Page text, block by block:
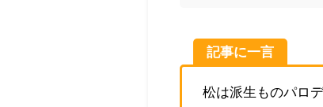
記事に一言
松は派生ものパロ